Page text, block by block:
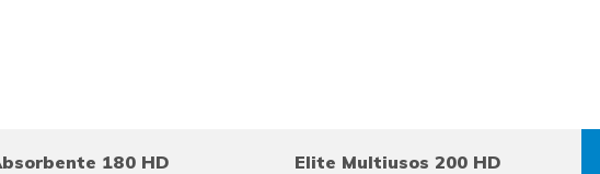
180 HD Elite Multiusos 200 HD